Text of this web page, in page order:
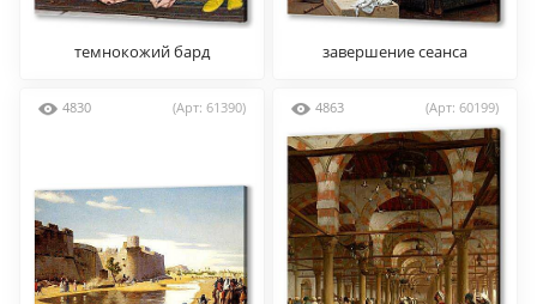
темнокожий бард завершение сеанса
4830 (Арт: 61390) 4863 (Арт: 60199)